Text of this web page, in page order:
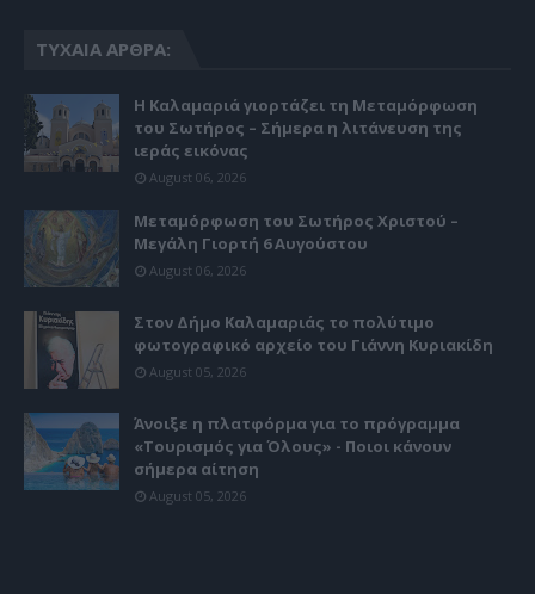
ΤΥΧΑΊΑ ΆΡΘΡΑ:
Η Καλαμαριά γιορτάζει τη Μεταμόρφωση
του Σωτήρος – Σήμερα η λιτάνευση της
ιεράς εικόνας
August 06, 2026
Μεταμόρφωση του Σωτήρος Χριστού –
Μεγάλη Γιορτή 6 Αυγούστου
August 06, 2026
Στον Δήμο Καλαμαριάς το πολύτιμο
φωτογραφικό αρχείο του Γιάννη Κυριακίδη
August 05, 2026
Άνοιξε η πλατφόρμα για το πρόγραμμα
«Τουρισμός για Όλους» - Ποιοι κάνουν
σήμερα αίτηση
August 05, 2026